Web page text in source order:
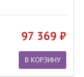
97 369
В КОРЗИНУ